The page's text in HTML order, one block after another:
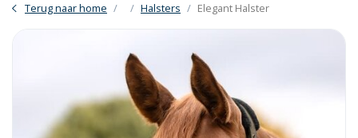
Terug naar home Halsters Elegant Halster